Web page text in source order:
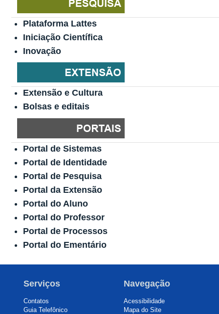
Plataforma Lattes
Iniciação Científica
Inovação
Extensão e Cultura
Bolsas e editais
Portal de Sistemas
Portal de Identidade
Portal de Pesquisa
Portal da Extensão
Portal do Aluno
Portal do Professor
Portal de Processos
Portal do Ementário
Serviços
Contatos
Guia Telefônico
Navegação
Acessibilidade
Mapa do Site